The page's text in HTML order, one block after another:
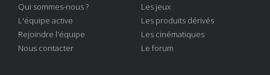
Qui sommes-nous ?
L'équipe active
Rejoindre l'équipe
Nous contacter
Les jeux
Les produits dérivés
Les cinématiques
Le forum